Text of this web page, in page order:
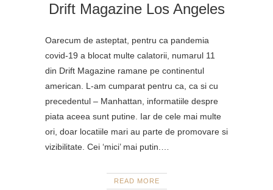
Drift Magazine Los Angeles
Oarecum de asteptat, pentru ca pandemia
covid-19 a blocat multe calatorii, numarul 11
din Drift Magazine ramane pe continentul
american. L-am cumparat pentru ca, ca si cu
precedentul – Manhattan, informatiile despre
piata aceea sunt putine. Iar de cele mai multe
ori, doar locatiile mari au parte de promovare si
vizibilitate. Cei ‘mici’ mai putin.…
READ MORE